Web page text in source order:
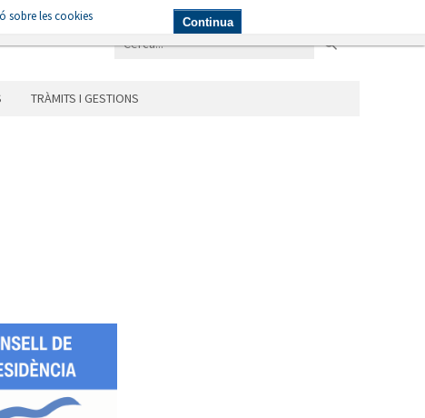
MUNICIPIS TRÀMITS I GESTIONS
TRÀMITS I GESTIONS
sobre les cookies Continua